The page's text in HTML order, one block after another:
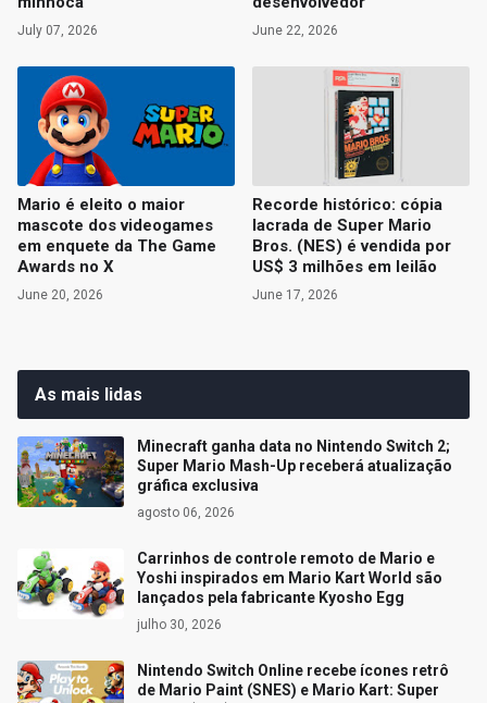
July 07, 2026 June 22, 2026
Mario é eleito o maior
mascote dos videogames
em enquete da The Game
Awards no X
June 20, 2026
Recorde histórico: cópia
lacrada de Super Mario
Bros. (NES) é vendida por
US$ 3 milhões em leilão
June 17, 2026
As mais lidas
Minecraft ganha data no Nintendo Switch 2;
Super Mario Mash-Up receberá atualização
gráfica exclusiva
agosto 06, 2026
Carrinhos de controle remoto de Mario e
Yoshi inspirados em Mario Kart World são
lançados pela fabricante Kyosho Egg
julho 30, 2026
Nintendo Switch Online recebe ícones retrô
de Mario Paint (SNES) e Mario Kart: Super